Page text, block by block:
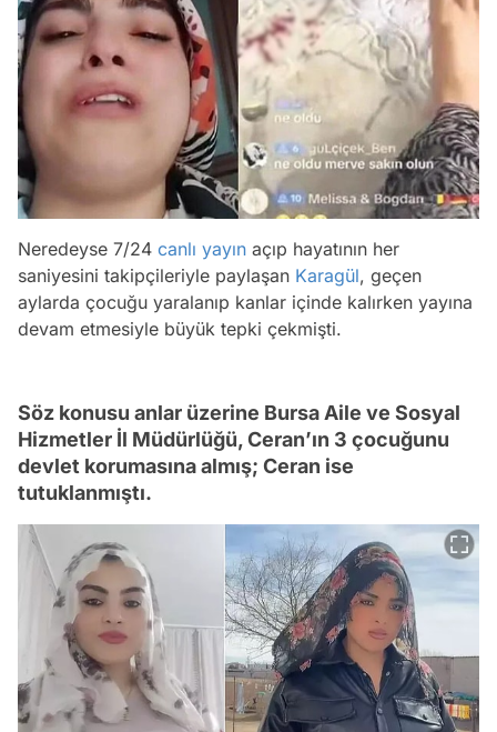
Neredeyse 7/24 canlı yayın açıp hayatının her
saniyesini takipçileriyle paylaşan Karagül, geçen
aylarda çocuğu yaralanıp kanlar içinde kalırken yayına
devam etmesiyle büyük tepki çekmişti.
Söz konusu anlar üzerine Bursa Aile ve Sosyal
Hizmetler İl Müdürlüğü, Ceran’ın 3 çocuğunu
devlet korumasına almış; Ceran ise
tutuklanmıştı.